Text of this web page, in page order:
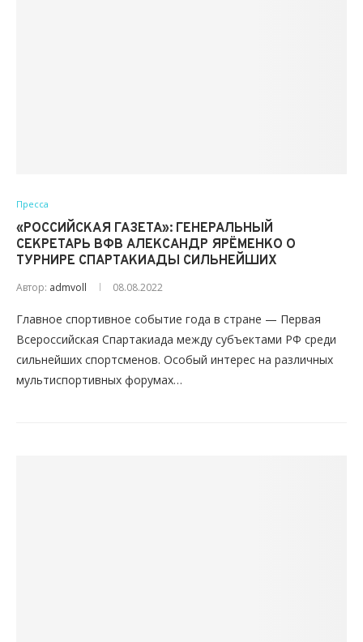
Пресса
«РОССИЙСКАЯ ГАЗЕТА»: ГЕНЕРАЛЬНЫЙ
СЕКРЕТАРЬ ВФВ АЛЕКСАНДР ЯРЁМЕНКО О
ТУРНИРЕ СПАРТАКИАДЫ СИЛЬНЕЙШИХ
Автор: admvoll 08.08.2022
Главное спортивное событие года в стране — Первая
Всероссийская Спартакиада между субъектами РФ среди
сильнейших спортсменов. Особый интерес на различных
мультиспортивных форумах…